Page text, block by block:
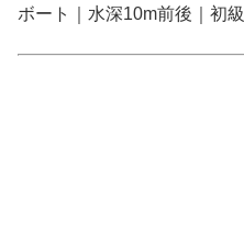
ボート｜水深10m前後｜初級